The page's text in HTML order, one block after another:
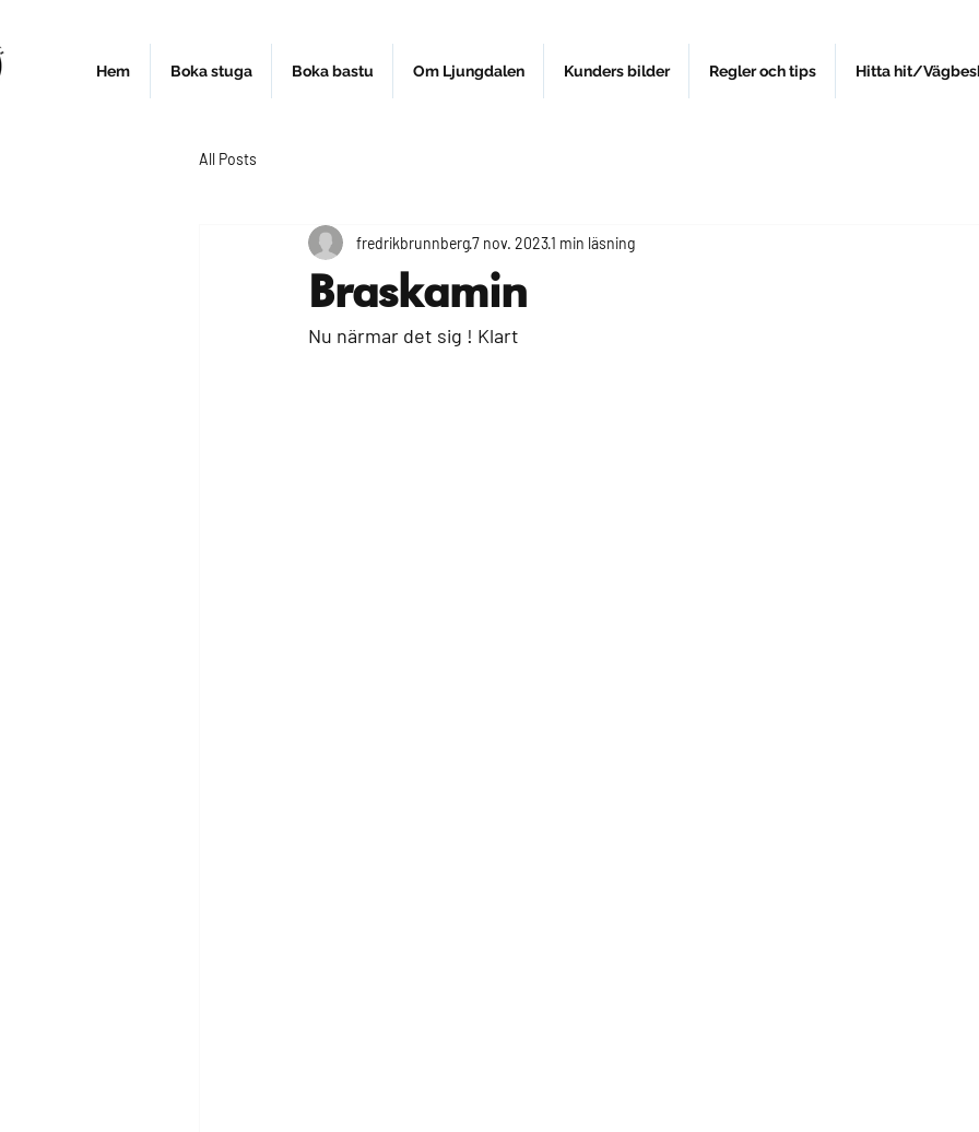
Hem Boka stuga Boka bastu Om Ljungdalen Kunders bilder Regler och tips Hitta hit/
All Posts
Braskamin
fredrikbrunnberg7 nov. 20231 min läsning
Nu närmar det sig ! Klart